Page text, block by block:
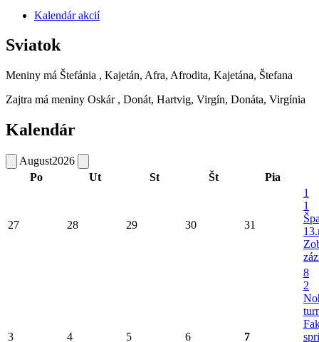
Kalendár akcií
Sviatok
Meniny má Štefánia , Kajetán, Afra, Afrodita, Kajetána, Štefana
Zajtra má meniny Oskár , Donát, Hartvig, Virgín, Donáta, Virgínia
Kalendár
August2026
Po
Ut St Št Pia
27 28 29 30 31
1
1
3 4 5 6 7
8
2